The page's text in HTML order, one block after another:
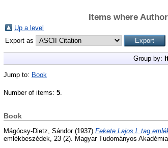
Items where
Up a level
Export as
Group by:
Jump to: Book
Number of items: 5
Book
Mágócsy-Dietz, Sándor(1937) Fekete Lajos l. tag
emlékbeszédek, 23 (2). Magyar Tudományos